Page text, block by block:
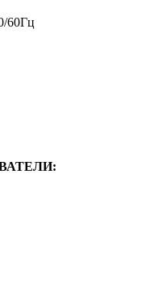
60Гц